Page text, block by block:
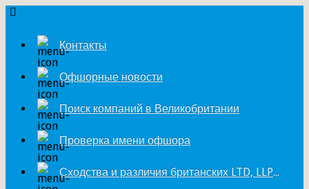
Контакты
Офшорные новости
Поиск компаний в Великобритании
Проверка имени офшора
Сходства и различия британских LTD, LLP и LP